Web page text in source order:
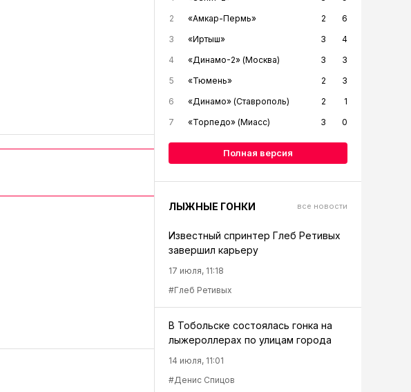
2
«Амкар-Пермь» 2
6
3
«Иртыш» 3
4
4
«Динамо-2» (Москва) 3
3
5
«Тюмень» 2
3
6
«Динамо» (Ставрополь) 2
1
7
«Торпедо» (Миасс) 3 0
Полная версия
ЛЫЖНЫЕ ГОНКИ все новости
Известный спринтер Глеб Ретивых
завершил карьеру
17 июля, 11:18
#Глеб Ретивых
В Тобольске состоялась гонка на
лыжероллерах по улицам города
14 июля, 11:01
#Денис Спицов